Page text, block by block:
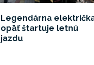
Legendárna
opäť štartuje letnú
jazdu